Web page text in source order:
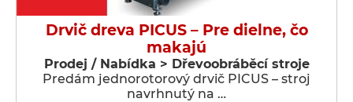
Drvič dreva PICUS – Pre dielne, čo
makajú
Prodej / Nabídka > Dřevoobráběcí stroje
Predám jednorotorový drvič PICUS – stroj
navrhnutý na …